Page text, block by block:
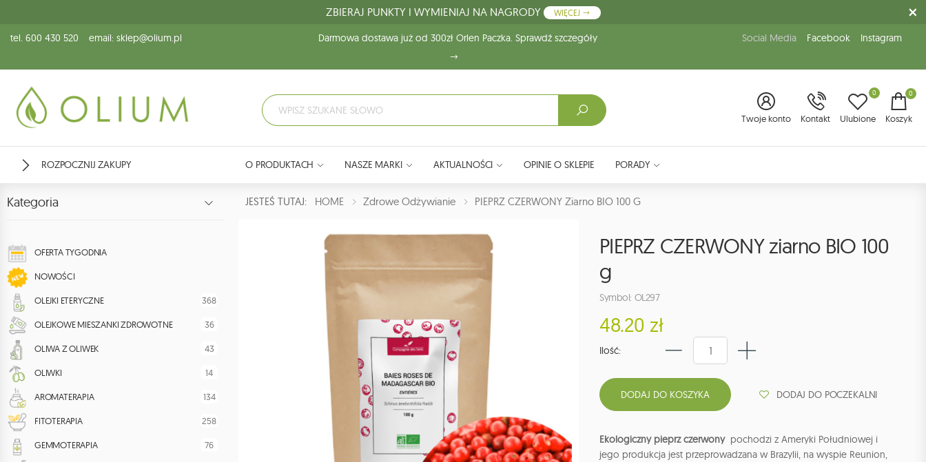
ZBIERAJ PUNKTY I WYMIENIAJ NA NAGRODY WIĘCEJ
tel. 600 430 520 email: sklep@olium.pl Darmowa dostawa już od 300zł Orlen Paczka. Sprawdź szczegóły Social Media Facebook Instagram
Twoje konto Kontakt Ulubione
0 0
Koszyk
ROZPOCZNIJ ZAKUPY O PRODUKTACH NASZE MARKI AKTUALNOŚCI OPINIE O SKLEPIE PORADY
Kategoria
OFERTA TYGODNIA
NOWOŚCI
OLEJKI ETERYCZNE 368
OLEJKOWE MIESZANKI ZDROWOTNE 36
OLIWA Z OLIWEK 43
OLIWKI 14
AROMATERAPIA 134
FITOTERAPIA 258
GEMMOTERAPIA 76
JESTEŚ TUTAJ: HOME Zdrowe Odżywianie PIEPRZ CZERWONY Ziarno BIO 100 G
PIEPRZ CZERWONY ziarno BIO 100
g
Symbol: OL297
48.20 zł
Ilość:
DODAJ DO POCZEKALNI
Ekologiczny pieprz czerwony pochodzi z Ameryki Południowej i
jego produkcja jest przeprowadzana w Brazylii, na wyspie Reunion,